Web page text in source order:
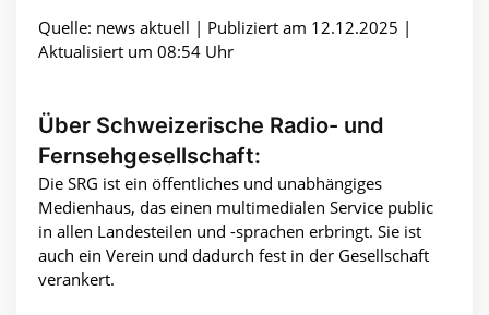
Quelle: news aktuell | Publiziert am 12.12.2025 |
Aktualisiert um 08:54 Uhr
Über Schweizerische Radio- und
Fernsehgesellschaft:
Die SRG ist ein öffentliches und unabhängiges
Medienhaus, das einen multimedialen Service public
in allen Landesteilen und -sprachen erbringt. Sie ist
auch ein Verein und dadurch fest in der Gesellschaft
verankert.